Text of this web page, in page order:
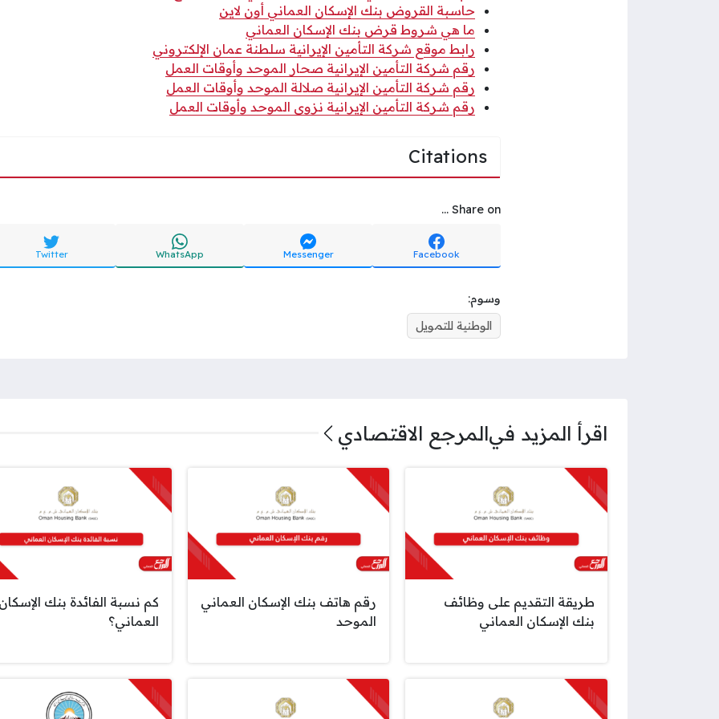
حاسبة القروض بنك الإسكان العماني أون لاين
ما هي شروط قرض بنك الإسكان العماني
رابط موقع شركة التأمين الإيرانية سلطنة عمان الإلكتروني
رقم شركة التأمين الإيرانية صحار الموحد وأوقات العمل
رقم شركة التأمين الإيرانية صلالة الموحد وأوقات العمل
رقم شركة التأمين الإيرانية نزوى الموحد وأوقات العمل
Citations
Share on ...
Facebook
Messenger
WhatsApp
Twitter
وسوم:
الوطنية للتمويل
اقرأ المزيد فيالمرجع الاقتصادي
طريقة التقديم على وظائف
بنك الإسكان العماني
رقم هاتف بنك الإسكان العماني
الموحد
كم نسبة الفائدة بنك
العماني؟